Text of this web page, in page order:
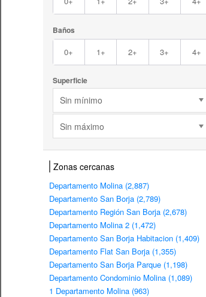
Baños
0+ 1+ 2+ 3+ 4+
Superficie
Sin mínimo
Sin máximo
Zonas cercanas
Departamento Molina (2,887)
Departamento San Borja (2,789)
Departamento Región San Borja (2,678)
Departamento Molina 2 (1,472)
Departamento San Borja Habitacion (1,409)
Departamento Flat San Borja (1,355)
Departamento San Borja Parque (1,198)
Departamento Condominio Molina (1,089)
1 Departamento Molina (963)